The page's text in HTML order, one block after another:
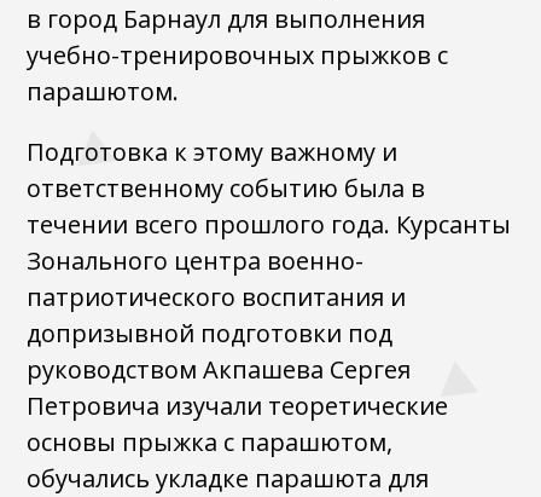
в город Барнаул для выполнения
учебно-тренировочных прыжков с
парашютом.
Подготовка к этому важному и
ответственному событию была в
течении всего прошлого года. Курсанты
Зонального центра военно-
патриотического воспитания и
допризывной подготовки под
руководством Акпашева Сергея
Петровича изучали теоретические
основы прыжка с парашютом,
обучались укладке парашюта для